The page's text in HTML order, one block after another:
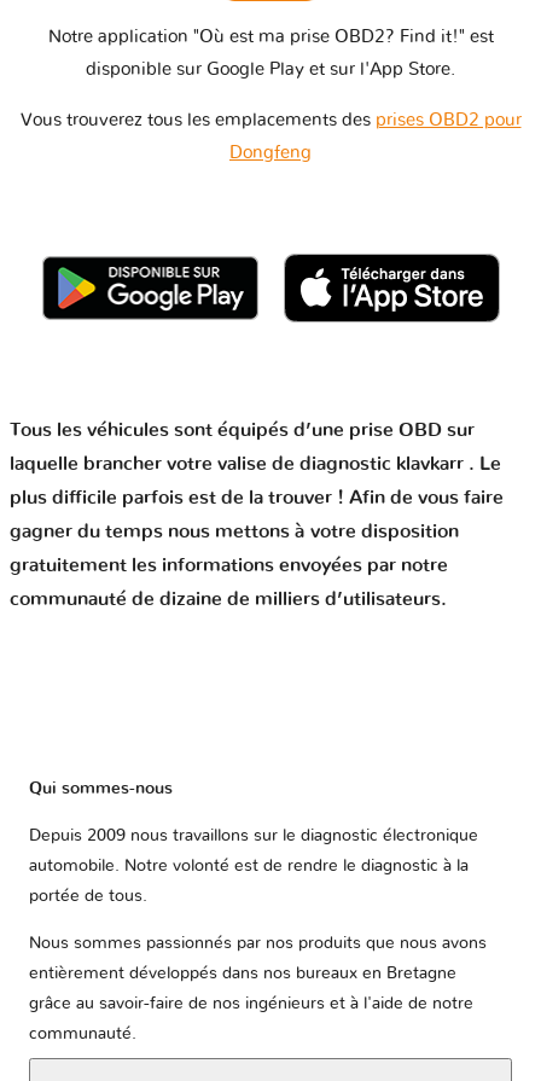
Notre application "Où est ma prise OBD2? Find it!" est
disponible sur Google Play et sur l'App Store.
Vous trouverez tous les emplacements des prises OBD2 pour
Dongfeng
Tous les véhicules sont équipés d’une prise OBD sur
laquelle brancher votre valise de diagnostic klavkarr . Le
plus difficile parfois est de la trouver ! Afin de vous faire
gagner du temps nous mettons à votre disposition
gratuitement les informations envoyées par notre
communauté de dizaine de milliers d’utilisateurs.
Qui sommes-nous
Depuis 2009 nous travaillons sur le diagnostic électronique
automobile. Notre volonté est de rendre le diagnostic à la
portée de tous.
Nous sommes passionnés par nos produits que nous avons
entièrement développés dans nos bureaux en Bretagne
grâce au savoir-faire de nos ingénieurs et à l'aide de notre
communauté.